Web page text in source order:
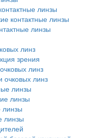
линзы
контактные линзы
линзы
линз
зрения
линз
очковых линз
линзы
линзы
линзы
линзы